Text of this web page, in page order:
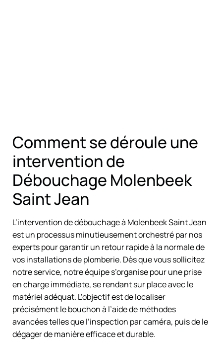
Comment se déroule une
intervention de
Débouchage Molenbeek
Saint Jean
L’intervention de débouchage à Molenbeek Saint Jean
est un processus minutieusement orchestré par nos
experts pour garantir un retour rapide à la normale de
vos installations de plomberie. Dès que vous sollicitez
notre service, notre équipe s’organise pour une prise
en charge immédiate, se rendant sur place avec le
matériel adéquat. L’objectif est de localiser
précisément le bouchon à l’aide de méthodes
avancées telles que l’inspection par caméra, puis de le
dégager de manière efficace et durable.